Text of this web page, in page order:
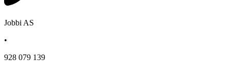
Jobbi AS
•
928 079 139